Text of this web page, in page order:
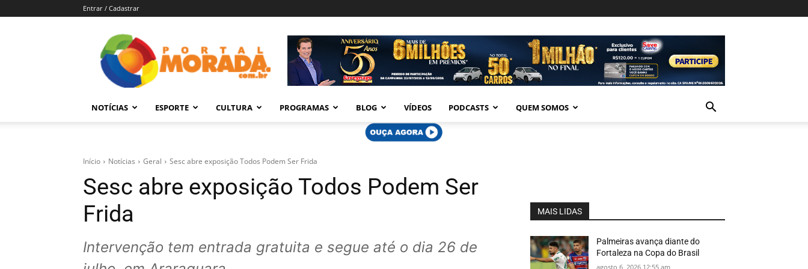
Entrar / Cadastrar
Morada
–
Araraquara
NOTÍCIAS ESPORTE CULTURA PROGRAMAS BLOG VÍDEOS PODCASTS QUEM SOMOS
Início Notícias Geral Sesc abre exposição Todos Podem Ser Frida
Sesc abre exposição Todos Podem Ser
Frida
Intervenção tem entrada gratuita e segue até o dia 26 de
MAIS LIDAS
Palmeiras avança diante do
Fortaleza na Copa do Brasil
agosto 6, 2026 12:55 am